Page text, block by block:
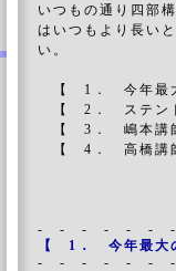
いつもの通り四部
はいつもより長い
い。
【 1． 今年最
【 2． ステン
【 3． 嶋本講
【 4． 高橋講
- - - - - -
【 1． 今年最大
- - - - - -